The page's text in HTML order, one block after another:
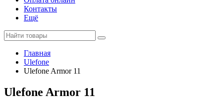
Контакты
Ещё
Главная
Ulefone
Ulefone Armor 11
Ulefone Armor 11